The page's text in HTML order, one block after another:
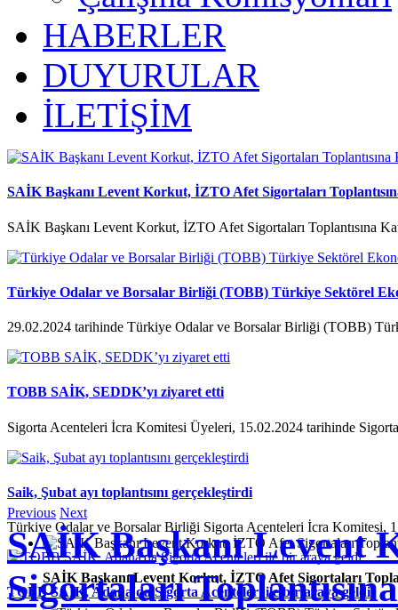
HABERLER
DUYURULAR
İLETİŞİM
SAİK Başkanı Levent Korkut, İZTO Afet Sigortaları
SAİK Başkanı Levent Korkut, İZTO Afet Sigortaları Toplantısına
Türkiye Odalar ve Borsalar Birliği (TOBB) Türkiye Sektörel
29.02.2024 tarihinde Türkiye Odalar ve Borsalar Birliği (TOBB)
TOBB SAİK, SEDDK’yı ziyaret etti
Sigorta Acenteleri İcra Komitesi Üyeleri, 15.02.2024 tarihinde
Saik, Şubat ayı toplantısını gerçekleştirdi
Türkiye Odalar ve Borsalar Birliği Sigorta Acenteleri İcra Komitesi,
TOBB SAİK, Adana'da Sigorta Acenteleri ile bir araya geldi
Previous Next
SAİK Başkanı Levent Korkut, İZTO Afet Sigortaları
SAİK Başkanı Levent
Sigortaları